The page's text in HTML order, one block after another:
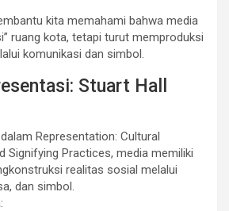
kita memahami bahwa media
ruang kota, tetapi turut memproduksi
komunikasi dan simbol.
Stuart Hall
Representation: Cultural
Signifying Practices, media memiliki
realitas sosial melalui
dan simbol.